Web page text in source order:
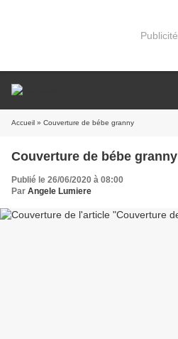
Publicité
Accueil » Couverture de bébe granny
Couverture de bébe granny
Publié le 26/06/2020 à 08:00
Par Angele Lumiere